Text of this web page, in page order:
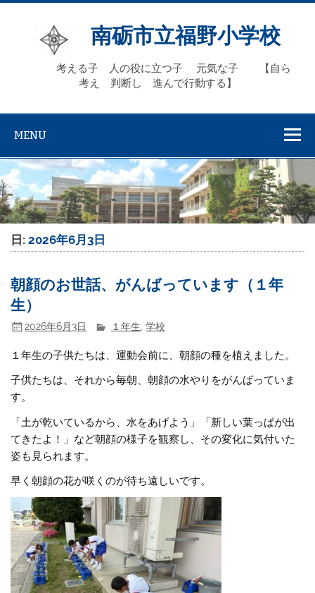
Skip
南砺市立福野小学校
考える子 人の役に立つ子 元気な子 【自ら
考え 判断し 進んで行動する】
MENU
日:2026年6月3日
朝顔のお世話、がんばっています（１年
生）
2026年6月3日 １年生 ,学校
１年生の子供たちは、運動会前に、朝顔の種を植えました。
子供たちは、それから毎朝、朝顔の水やりをがんばっていま
す。
「土が乾いているから、水をあげよう」「新しい葉っぱが出
てきたよ！」など朝顔の様子を観察し、その変化に気付いた
姿も見られます。
早く朝顔の花が咲くのが待ち遠しいです。